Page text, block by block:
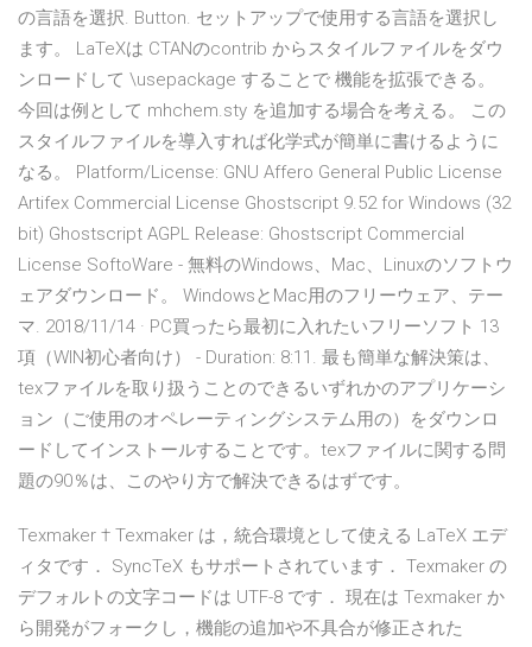
の言語を選択. Button. セットアップで使用する言語を選択し
ます。 LaTeXは CTANのcontrib からスタイルファイルをダウ
ンロードして \usepackage することで 機能を拡張できる。
今回は例として mhchem.sty を追加する場合を考える。 この
スタイルファイルを導入すれば化学式が簡単に書けるように
なる。 Platform/License: GNU Affero General Public License
Artifex Commercial License Ghostscript 9.52 for Windows (32
bit) Ghostscript AGPL Release: Ghostscript Commercial
License SoftoWare - 無料のWindows、Mac、Linuxのソフトウ
ェアダウンロード。 WindowsとMac用のフリーウェア、テー
マ. 2018/11/14 · PC買ったら最初に入れたいフリーソフト 13
項（WIN初心者向け） - Duration: 8:11. 最も簡単な解決策は、
texファイルを取り扱うことのできるいずれかのアプリケーシ
ョン（ご使用のオペレーティングシステム用の）をダウンロ
ードしてインストールすることです。texファイルに関する問
題の90％は、このやり方で解決できるはずです。
Texmaker † Texmaker は，統合環境として使える LaTeX エデ
ィタです． SyncTeX もサポートされています． Texmaker の
デフォルトの文字コードは UTF-8 です． 現在は Texmaker か
ら開発がフォークし，機能の追加や不具合が修正された